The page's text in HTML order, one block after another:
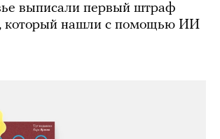
выписали первый штраф
который нашли с помощью ИИ